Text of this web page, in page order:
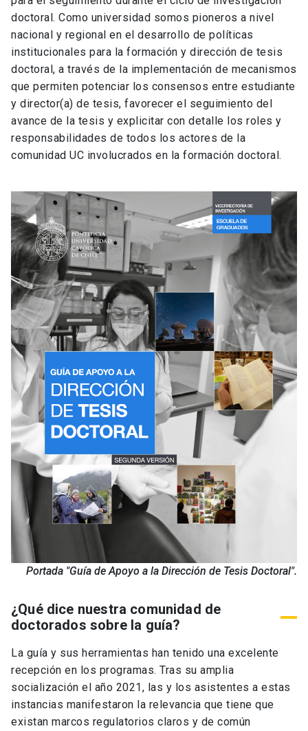
doctoral. Como universidad somos pioneros a nivel
nacional y regional en el desarrollo de políticas
institucionales para la formación y dirección de tesis
doctoral, a través de la implementación de mecanismos
que permiten potenciar los consensos entre estudiante
y director(a) de tesis, favorecer el seguimiento del
avance de la tesis y explicitar con detalle los roles y
responsabilidades de todos los actores de la
comunidad UC involucrados en la formación doctoral.
Portada "Guía de Apoyo a la Dirección de Tesis Doctoral".
¿Qué dice nuestra comunidad de
doctorados sobre la guía?
La guía y sus herramientas han tenido una excelente
recepción en los programas. Tras su amplia
socialización el año 2021, las y los asistentes a estas
instancias manifestaron la relevancia que tiene que
existan marcos regulatorios claros y de común